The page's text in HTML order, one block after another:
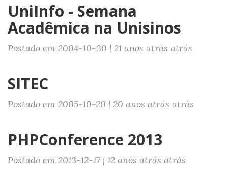
UniInfo - Semana
Acadêmica na Unisinos
Postado em 2004-10-30 | 21 anos atrás atrás
SITEC
Postado em 2005-10-20 | 20 anos atrás atrás
PHPConference 2013
Postado em 2013-12-17 | 12 anos atrás atrás